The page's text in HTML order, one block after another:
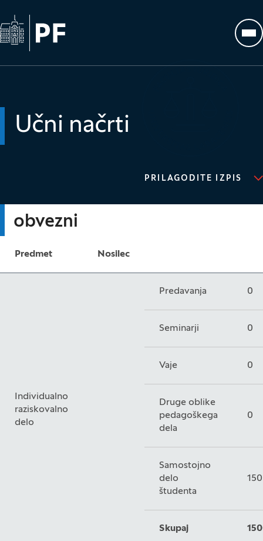
Na začetno stran
Učni načrti
PRILAGODITE IZPIS
obvezni
Predmet Nosilec
Individualno
raziskovalno
delo
Predavanja 0
Seminarji 0
Vaje 0
Druge oblike
pedagoškega
dela
0
Samostojno
delo
študenta
Skupaj